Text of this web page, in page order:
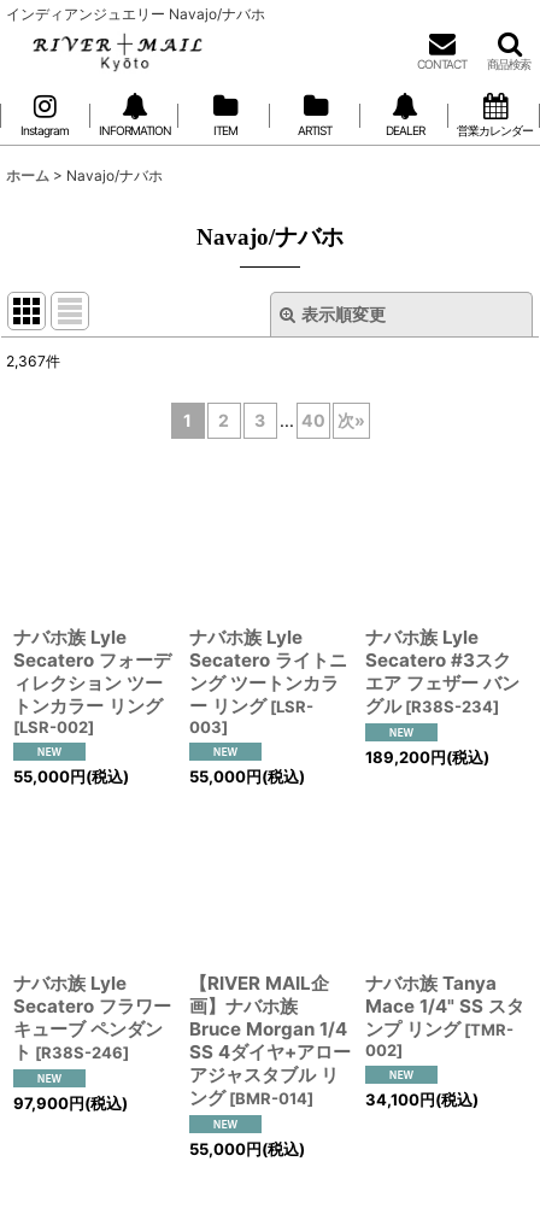
インディアンジュエリー Navajo/ナバホ
CONTACT 商品検索
Instagram INFORMATION ITEM ARTIST DEALER 営業カレンダー
ホーム > Navajo/ナバホ
Navajo/ナバホ
表示順変更
2,367件
1 2 3 ... 40 次»
ナバホ族 Lyle
Secatero フォーデ
ィレクション ツー
トンカラー リング
[LSR-002]
55,000円(税込)
ナバホ族 Lyle
Secatero ライトニ
ング ツートンカラ
ー リング [LSR-
003]
55,000円(税込)
ナバホ族 Lyle
Secatero #3スク
エア フェザー バン
グル [R38S-234]
189,200円(税込)
ナバホ族 Lyle
Secatero フラワー
キューブ ペンダン
ト [R38S-246]
97,900円(税込)
【RIVER MAIL企
画】ナバホ族
Bruce Morgan 1/4
SS 4ダイヤ+アロー
アジャスタブル リ
ング [BMR-014]
55,000円(税込)
ナバホ族 Tanya
Mace 1/4" SS スタ
ンプ リング [TMR-
002]
34,100円(税込)